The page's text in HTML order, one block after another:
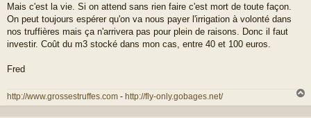
Mais c'est la vie. Si on attend sans rien faire c'est mort de toute façon.
On peut toujours espérer qu'on va nous payer l'irrigation à volonté dans
nos truffières mais ça n'arrivera pas pour plein de raisons. Donc il faut
investir. Coût du m3 stocké dans mon cas, entre 40 et 100 euros.
Fred
http://www.grossestruffes.com - http://fly-only.gobages.net/
a